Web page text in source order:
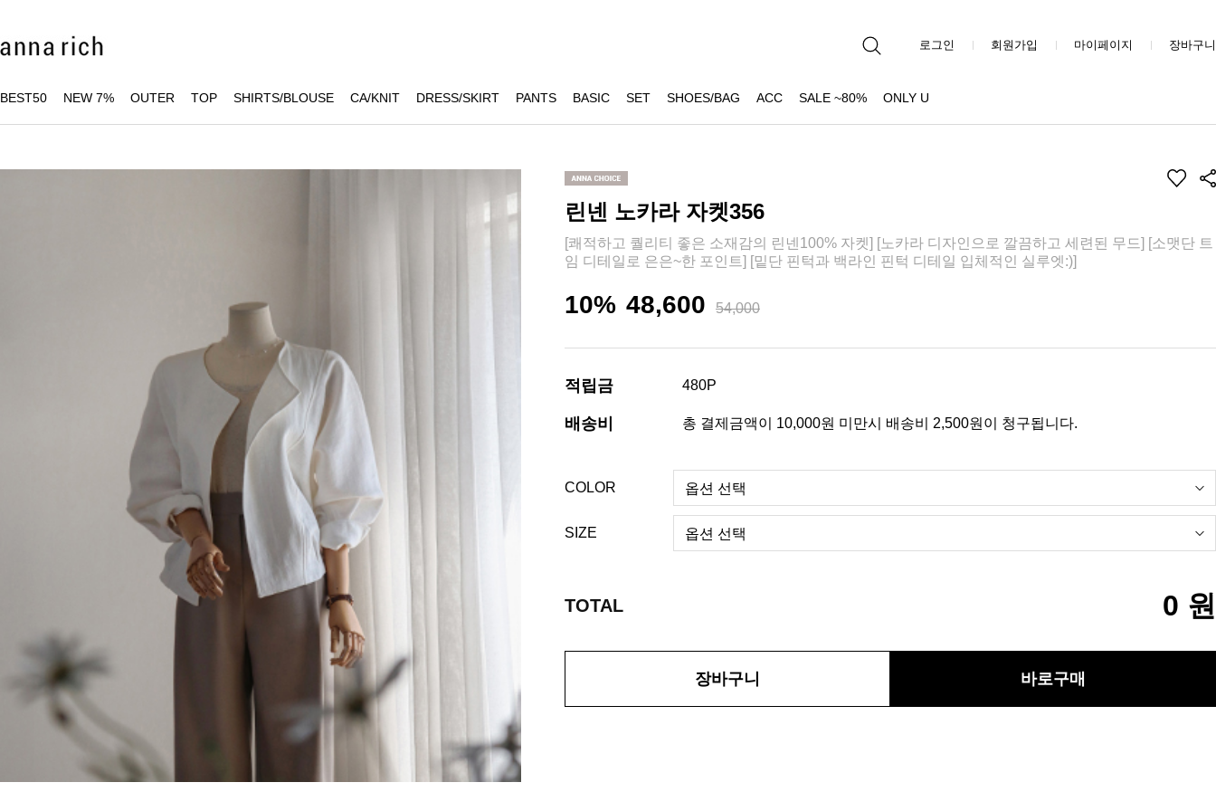
로그인 회원가입 마이페이지 장바구니
BEST50 NEW 7% OUTER TOP SHIRTS/BLOUSE CA/KNIT DRESS/SKIRT PANTS BASIC SET SHOES/BAG ACC SALE ~80% ONLY U
린넨 노카라 자켓356
[쾌적하고 퀄리티 좋은 소재감의 린넨100% 자켓] [노카라 디자인으로 깔끔하고 세련된 무드] [소맷단 트
임 디테일로 은은~한 포인트] [밑단 핀턱과 백라인 핀턱 디테일 입체적인 실루엣:)]
10% 48,600 54,000
적립금 480P
배송비 총 결제금액이 10,000원 미만시 배송비 2,500원이 청구됩니다.
COLOR
SIZE
TOTAL 0 원
장바구니 바로구매